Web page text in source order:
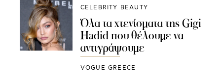
CELEBRITY BEAUTY
Όλα τα χτενίσματα της Gigi
Hadid που θέλουμε να
αντιγράψουμε
VOGUE GREECE